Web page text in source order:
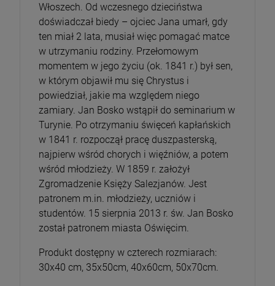
Włoszech. Od wczesnego dzieciństwa
doświadczał biedy – ojciec Jana umarł, gdy
ten miał 2 lata, musiał więc pomagać matce
w utrzymaniu rodziny. Przełomowym
momentem w jego życiu (ok. 1841 r.) był sen,
w którym objawił mu się Chrystus i
powiedział, jakie ma względem niego
zamiary. Jan Bosko wstąpił do seminarium w
Turynie. Po otrzymaniu święceń kapłańskich
w 1841 r. rozpoczął pracę duszpasterską,
najpierw wśród chorych i więźniów, a potem
wśród młodzieży. W 1859 r. założył
Zgromadzenie Księży Salezjanów. Jest
patronem m.in. młodzieży, uczniów i
studentów. 15 sierpnia 2013 r. św. Jan Bosko
został patronem miasta Oświęcim.
Produkt dostępny w czterech rozmiarach:
30x40 cm, 35x50cm, 40x60cm, 50x70cm.